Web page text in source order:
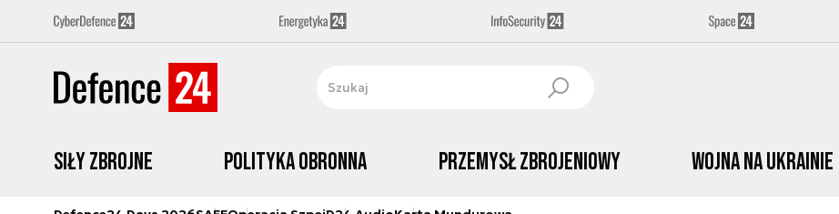
Siły zbrojne Polityka obronna Przemysł Zbrojeniowy Wojna na Ukrainie